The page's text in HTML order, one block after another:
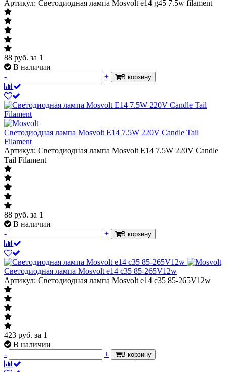
Артикул: Светодиодная лампа Mosvolt e14 g45 7.5w filament
88 руб. за 1
В наличии
-
+ В корзину
Светодиодная лампа Mosvolt E14 7.5W 220V Candle Tail
Filament
Артикул: Светодиодная лампа Mosvolt E14 7.5W 220V Candle
Tail Filament
88 руб. за 1
В наличии
-
+ В корзину
Светодиодная лампа Mosvolt e14 c35 85-265V12w
Артикул: Светодиодная лампа Mosvolt e14 c35 85-265V12w
423 руб. за 1
В наличии
-
+ В корзину